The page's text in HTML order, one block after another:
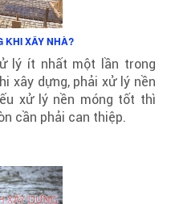
KHI XÂY NHÀ?
lý ít nhất một lần trong
xây dựng, phải xử lý nền
xử lý nền móng tốt thì
cần phải can thiệp.